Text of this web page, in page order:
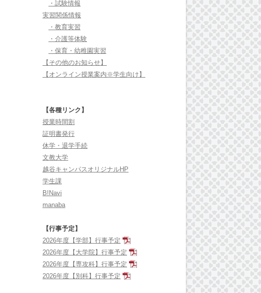
・試験情報
実習関係情報
・教育実習
・介護等体験
・保育・幼稚園実習
【その他のお知らせ】
【オンライン授業案内※学生向け】
【各種リンク】
授業時間割
証明書発行
休学・退学手続
文教大学
越谷キャンパスオリジナルHP
学生課
B!Navi
manaba
【行事予定】
2026年度【学部】行事予定
2026年度【大学院】行事予定
2026年度【専攻科】行事予定
2026年度【別科】行事予定